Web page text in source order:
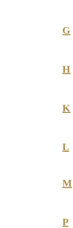
G
H
K
L
M
P